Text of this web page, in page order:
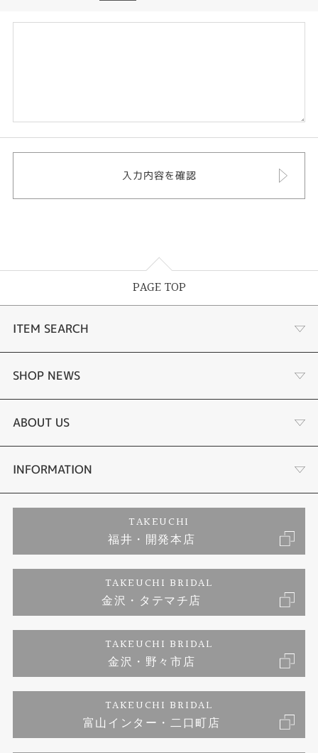
PAGE TOP
ITEM SEARCH
婚約指輪
結婚指輪
セットリング
婚約ネックレス
エタニティリング
SHOP NEWS
タケウチのこだわり
プロポーズサポート
ブランドリスト
ジュエリーリフォーム
福井指輪工房｜手作りペアリング
福井指輪工房｜手作り結婚指輪 and 婚約指輪
福井指輪工房｜手作り婚約指輪 プロポーズプラン
ABOUT US
会社概要
お客様の声
INFORMATION
プライバシーポリシー
TAKEUCHI
福井・開発本店
TAKEUCHI BRIDAL
金沢・タテマチ店
TAKEUCHI BRIDAL
金沢・野々市店
TAKEUCHI BRIDAL
富山インター・二口町店